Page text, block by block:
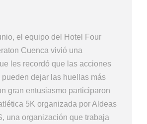
el equipo del Hotel Four
Cuenca vivió una
les recordó que las acciones
dejar las huellas más
gran entusiasmo participaron
5K organizada por Aldeas
una organización que trabaja